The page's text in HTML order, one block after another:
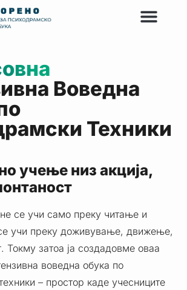
Воведна
Техники
учење низ акција,
се учи само преку читање и
учи преку доживување, движење,
Токму затоа ја создадовме оваа
воведна обука по
– простор каде учесниците